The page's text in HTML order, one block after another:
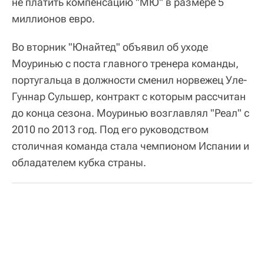
миллионов евро.
Во вторник "Юнайтед" объявил об уходе
Моуринью с поста главного тренера команды,
португальца в должности сменил норвежец Уле-
Гуннар Сульшер, контракт с которым рассчитан
до конца сезона. Моуринью возглавлял "Реал" с
2010 по 2013 год. Под его руководством
столичная команда стала чемпионом Испании и
обладателем кубка страны.